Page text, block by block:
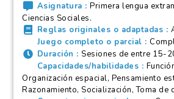
Asignatura
Primera lengua
Ciencias Sociales.
Reglas originales o adaptadas
Juego completo o parcial
Duración
Sesiones de entre 15-
Capacidades/habilidades
Organización espacial, Pensamiento
Razonamiento, Socialización, Toma de